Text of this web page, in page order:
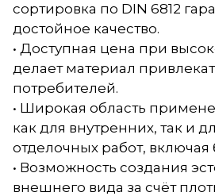
сортировка по DIN 6812
достойное качество.
• Доступная цена при
делает материал
потребителей.
• Широкая область
как для внутренних, так и
отделочных работ, включая
• Возможность создания
внешнего вида за счёт